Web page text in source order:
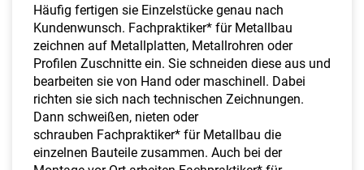
Häufig fertigen sie Einzelstücke genau nach
Kundenwunsch. Fachpraktiker* für Metallbau
zeichnen auf Metallplatten, Metallrohren oder
Profilen Zuschnitte ein. Sie schneiden diese aus und
bearbeiten sie von Hand oder maschinell. Dabei
richten sie sich nach technischen Zeichnungen.
Dann schweißen, nieten oder
schrauben Fachpraktiker* für Metallbau die
einzelnen Bauteile zusammen. Auch bei der